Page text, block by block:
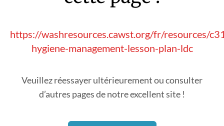
https://washresources.cawst.org/fr/resources/
hygiene-management-lesson-plan-ldc
Veuillez réessayer ultérieurement ou consulter
d’autres pages de notre excellent site !